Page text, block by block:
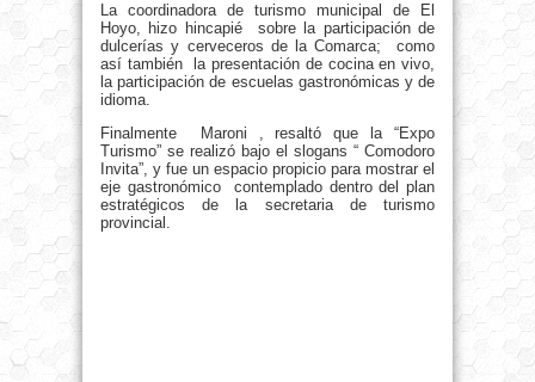
La coordinadora de turismo municipal de El
Hoyo, hizo hincapié sobre la participación de
dulcerías y cerveceros de la Comarca; como
así también la presentación de cocina en vivo,
la participación de escuelas gastronómicas y de
idioma.
Finalmente Maroni , resaltó que la “Expo
Turismo” se realizó bajo el slogans “ Comodoro
Invita”, y fue un espacio propicio para mostrar el
eje gastronómico contemplado dentro del plan
estratégicos de la secretaria de turismo
provincial.